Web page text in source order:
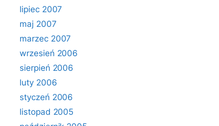
lipiec 2007
maj 2007
marzec 2007
wrzesień 2006
sierpień 2006
luty 2006
styczeń 2006
listopad 2005